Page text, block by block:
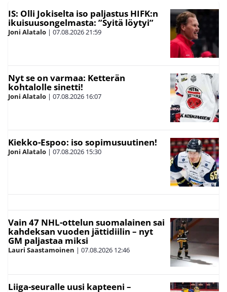
IS: Olli Jokiselta iso paljastus HIFK:n
ikuisuusongelmasta: ”Syitä löytyi”
Joni Alatalo | 07.08.202621:59
Nyt se on varmaa: Ketterän
kohtalolle sinetti!
Joni Alatalo | 07.08.2026 16:07
Kiekko-Espoo: iso sopimusuutinen!
Joni Alatalo | 07.08.2026 15:30
Vain 47 NHL-ottelun suomalainen sai
kahdeksan vuoden jättidiilin – nyt
GM paljastaa miksi
Lauri Saastamoinen | 07.08.2026 12:46
Liiga-seuralle uusi kapteeni –